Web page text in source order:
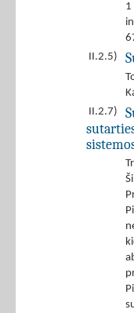
1
II.2.5)
II.2.7)